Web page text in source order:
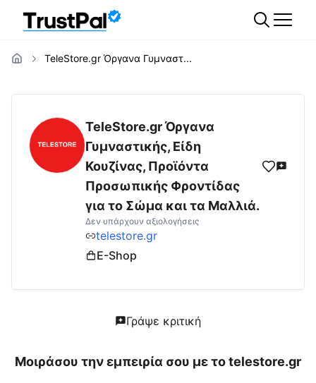
TeleStore.gr Όργανα Γυμναστ...
telestore.gr Αξιολογήσεις | Δες
TeleStore.gr Όργανα
Γυμναστικής, Είδη
Κουζίνας, Προϊόντα
Προσωπικής Φροντίδας
για το Σώμα και τα Μαλλιά.
Δεν υπάρχουν αξιολογήσεις
telestore.gr
E-Shop
Γράψε κριτική
Μοιράσου την εμπειρία σου με τοtelestore.gr